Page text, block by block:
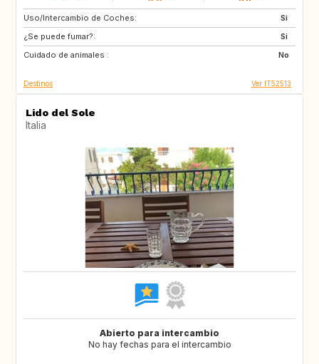
Uso/Intercambio de Coches:
Si
¿Se puede fumar?:
Si
Cuidado de animales :
No
ES
FI
GB
Destinos Ver IT52513
Lido del Sole
Italia
Abierto para intercambio
No hay fechas para el intercambio